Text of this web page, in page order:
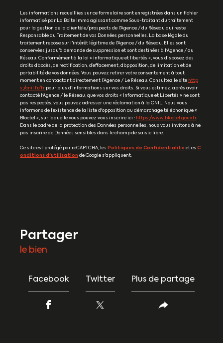
Les informations recueillies sur ce formulaire sont enregistrées dans un fichier
informatisé par La Boite Immo agissant comme Sous-traitant du traitement
pour la gestion de la clientèle/prospects de l'Agence / du Réseau qui reste
Responsable du Traitement de vos Données personnelles. La base légale du
traitement repose sur l'intérêt légitime de l'Agence / du Réseau. Elles sont
conservées jusqu'à demande de suppression et sont destinées à l'Agence / au
Réseau. Conformément à la loi « informatique et libertés », vous disposez des
droits d’accès, de rectification, d’effacement, d’opposition, de limitation et de
portabilité de vos données. Vous pouvez retirer votre consentement à tout
moment en contactant directement l’Agence / Le Réseau. Consultez le site http
s://cnil.fr/fr pour plus d’informations sur vos droits. Si vous estimez, après avoir
contacté l'Agence / le Réseau, que vos droits « Informatique et Libertés » ne sont
pas respectés, vous pouvez adresser une réclamation à la CNIL. Nous vous
informons de l’existence de la liste d'opposition au démarchage téléphonique «
Bloctel », sur laquelle vous pouvez vous inscrire ici : https://www.bloctel.gouv.fr.
Dans le cadre de la protection des Données personnelles, nous vous invitons à ne
pas inscrire de Données sensibles dans le champ de saisie libre.
Ce site est protégé par reCAPTCHA, les Politiques de Confidentialité et es C
onditions d'utilisation de Google s'appliquent.
partager
le bien
Facebook Twitter Plus de partage